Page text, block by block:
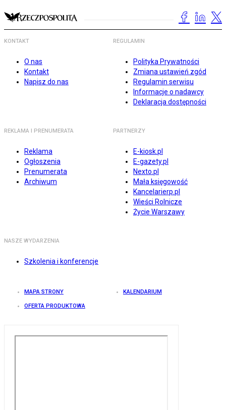
KONTAKT
O nas
Kontakt
Napisz do nas
REGULAMIN
Polityka Prywatności
Zmiana ustawień zgód
Regulamin serwisu
Informacje o nadawcy
Deklaracja dostępności
REKLAMA I PRENUMERATA
Reklama
Ogłoszenia
Prenumerata
Archiwum
PARTNERZY
E-kiosk.pl
E-gazety.pl
Nexto.pl
Mała księgowość
Kancelarierp.pl
Wieści Rolnicze
Życie Warszawy
NASZE WYDARZENIA
Szkolenia i konferencje
MAPA STRONY KALENDARIUM
OFERTA PRODUKTOWA